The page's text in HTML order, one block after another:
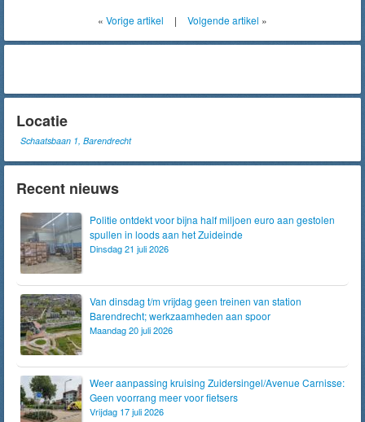
« Vorige artikel | Volgende artikel »
Locatie
Schaatsbaan 1, Barendrecht
Recent nieuws
Politie ontdekt voor bijna half miljoen euro aan gestolen
spullen in loods aan het Zuideinde
Dinsdag 21 juli 2026
Van dinsdag t/m vrijdag geen treinen van station
Barendrecht; werkzaamheden aan spoor
Maandag 20 juli 2026
Weer aanpassing kruising Zuidersingel/Avenue Carnisse:
Geen voorrang meer voor fietsers
Vrijdag 17 juli 2026